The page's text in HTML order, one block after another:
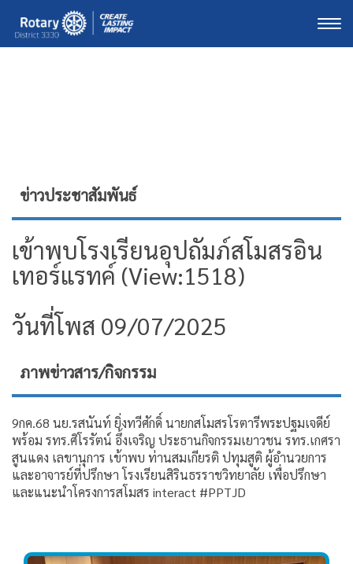
ข่าวประชาสัมพันธ์
เข้าพบโรงเรียนอุปถัมภ์สโมสรอิน
เทอร์แรทค์ (View:1518)
วันที่โพส 09/07/2025
ภาพข่าวสาร/กิจกรรม
9กค.68 นย.รสนันท์ ยิ่งทวี​ศักดิ์​ นายกสโมสร​โรตารี​พระ​ปฐม​เจดีย์​
พร้อม รทร.ศิโรรัตน์ อึ้งเจริญ ประธานกิจกรรมเยาวชน รทร.เกศรา
สูนแดง เลขานุการ เข้าพบ ท่านสมเกียรติ ปทุมสูติ ผู้อำนวยการ
และอาจารย์ที่ปรึกษา​ โรงเรียนสิรินธรราช​วิทยาลัย​ เพื่อปรึกษา
และแนะนำโครงการสโมสร interact #PPTJD